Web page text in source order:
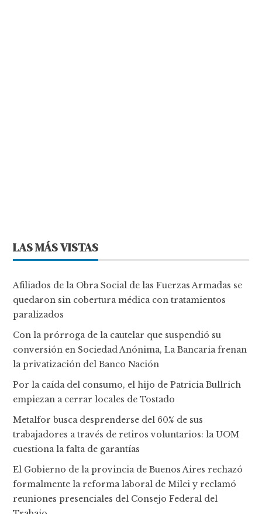
LAS MÁS VISTAS
Afiliados de la Obra Social de las Fuerzas Armadas se
quedaron sin cobertura médica con tratamientos
paralizados
Con la prórroga de la cautelar que suspendió su
conversión en Sociedad Anónima, La Bancaria frenan
la privatización del Banco Nación
Por la caída del consumo, el hijo de Patricia Bullrich
empiezan a cerrar locales de Tostado
Metalfor busca desprenderse del 60% de sus
trabajadores a través de retiros voluntarios: la UOM
cuestiona la falta de garantías
El Gobierno de la provincia de Buenos Aires rechazó
formalmente la reforma laboral de Milei y reclamó
reuniones presenciales del Consejo Federal del